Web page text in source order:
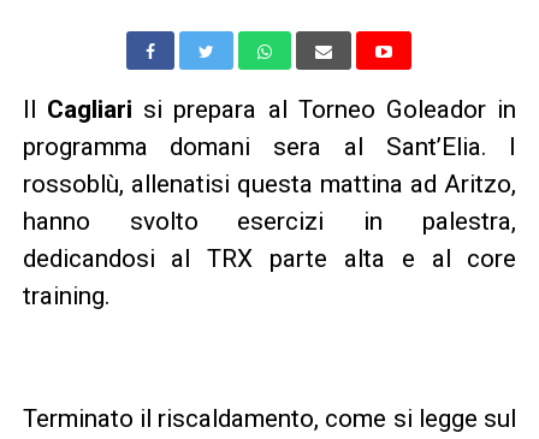
Il Cagliari si prepara al Torneo Goleador in
programma domani sera al Sant’Elia. I
rossoblù, allenatisi questa mattina ad Aritzo,
hanno svolto esercizi in palestra,
dedicandosi al TRX parte alta e al core
training.
Terminato il riscaldamento, come si legge sul